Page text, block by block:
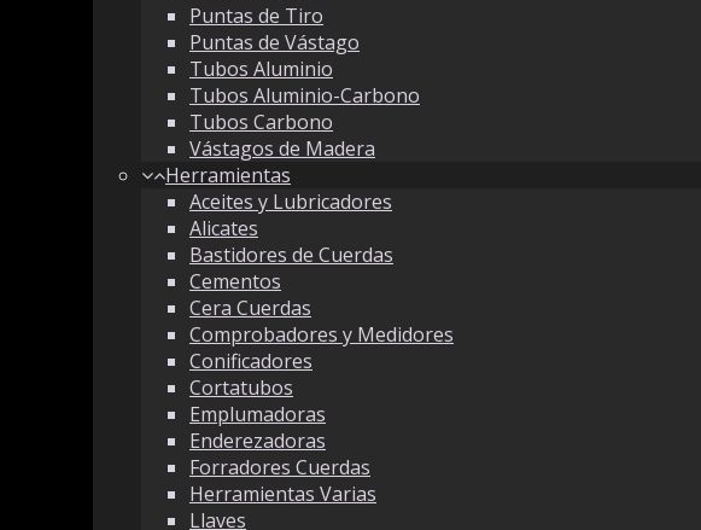
Puntas de Tiro
Puntas de Vástago
Tubos Aluminio
Tubos Aluminio-Carbono
Tubos Carbono
Vástagos de Madera
Herramientas
Aceites y Lubricadores
Alicates
Bastidores de Cuerdas
Cementos
Cera Cuerdas
Comprobadores y Medidores
Conificadores
Cortatubos
Emplumadoras
Enderezadoras
Forradores Cuerdas
Herramientas Varias
Llaves